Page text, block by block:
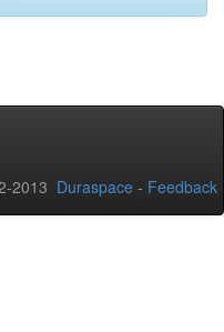
2013 Duraspace - Feedback